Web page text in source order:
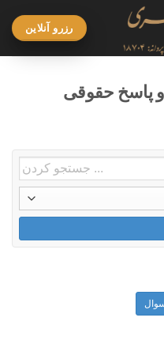
رزرو آنلاین
پاسخ حقوقی